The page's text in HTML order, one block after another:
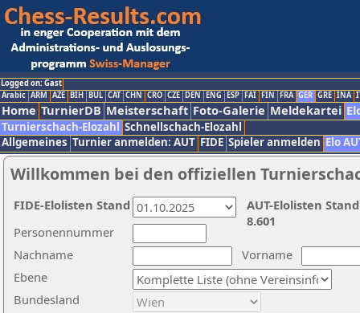
Logged on: Gast
Arabic ARM AZE BIH BUL CAT CHN CRO CZE DEN ENG ESP FAI FIN FRA GER GRE INA
Home TurnierDB Meisterschaft Foto-Galerie Meldekartei
Turnierschach-Elozahl Schnellschach-Elozahl
Allgemeines Turnier anmelden: AUT FIDE Spieler anmelden Elo
Willkommen bei den offiziellen
Nachname
Vorname
Ebene
Personennummer
Bundesland
AUT-Elolisten
8.601
FIDE-Elolisten Stand